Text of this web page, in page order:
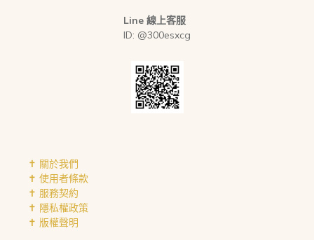
Line 線上客服
ID: @300esxcg
✝︎ 關於我們
✝︎ 使用者條款
✝︎ 服務契約
✝︎ 隱私權政策
✝︎ 版權聲明